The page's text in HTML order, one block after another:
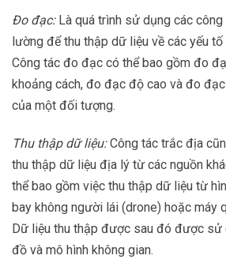
Đo đạc:Là quá trình sử dụng các
lường để thu thập dữ liệu về các yếu
Công tác đo đạc có thể bao gồm đo
khoảng cách, đo đạc độ cao và đo
của một đối tượng.
Thu thập dữ liệu:Công tác trắc địa
thu thập dữ liệu địa lý từ các nguồn
thể bao gồm việc thu thập dữ liệu từ
bay không người lái (drone) hoặc máy
Dữ liệu thu thập được sau đó được sử
đồ và mô hình không gian.